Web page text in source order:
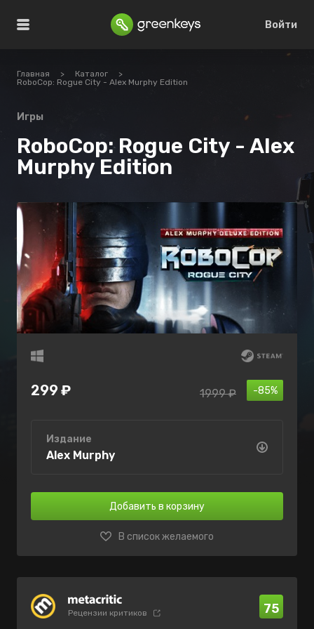
Войти
Главная > Каталог
>
RoboCop: Rogue City - Alex Murphy Edition
Игры
RoboCop: Rogue City - Alex
Murphy Edition
299 ₽ -85%
1999 ₽
Издание
Alex Murphy
Добавить в корзину
В список желаемого
Рецензии критиков 75